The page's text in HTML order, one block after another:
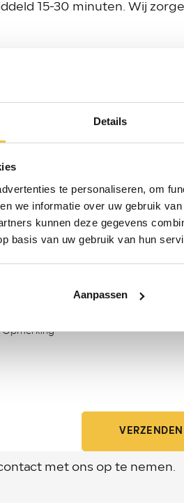
Details
te personaliseren, om
we informatie over uw gebruik
kunnen deze gegevens
basis van uw gebruik van hun
Aanpassen
15-30 minuten. Wij
check?
Schouten kunt u al
up van uw auto of plan
VERZENDEN
met ons op te nemen.